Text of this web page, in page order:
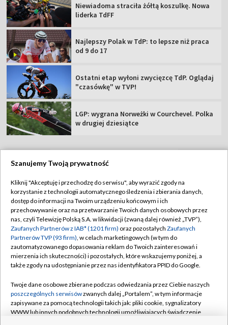
Niewiadoma straciła żółtą koszulkę. Nowa
liderka TdFF
Najlepszy Polak w TdP: to lepsze niż praca
od 9 do 17
Ostatni etap wyłoni zwycięzcę TdP. Oglądaj
"czasówkę" w TVP!
LGP: wygrana Norweżki w Courchevel. Polka
w drugiej dziesiątce
Abonament TVP
Sklep TVP
Biuro Reklamy
Oferta Handlowa
Telegazeta ogłoszenia
Rada Programowa
Ogłoszenia przetargowe
Regulamin TVP
Polityka prywatności
Moje zgody
Biuro reklamy
Kontakt
Kanały
©2026 Telewizja Polska Spółka Akcyjna w likwidacji
Szanujemy Twoją prywatność
Kliknij "Akceptuję i przechodzę do serwisu", aby wyrazić zgody na
korzystanie z technologii automatycznego śledzenia i zbierania danych,
dostęp do informacji na Twoim urządzeniu końcowym i ich
przechowywanie oraz na przetwarzanie Twoich danych osobowych przez
nas, czyli Telewizję Polską S.A. w likwidacji (zwaną dalej również „TVP”),
Zaufanych Partnerów z IAB* (1201 firm) oraz pozostałych Zaufanych
Partnerów TVP (93 firm), w celach marketingowych (w tym do
zautomatyzowanego dopasowania reklam do Twoich zainteresowań i
mierzenia ich skuteczności) i pozostałych, które wskazujemy poniżej, a
także zgody na udostępnianie przez nas identyfikatora PPID do Google.
Twoje dane osobowe zbierane podczas odwiedzania przez Ciebie naszych
poszczególnych serwisówzwanych dalej „Portalem”, w tym informacje
zapisywane za pomocą technologii takich jak: pliki cookie, sygnalizatory
WWW lub innych podobnych technologii umożliwiających świadczenie